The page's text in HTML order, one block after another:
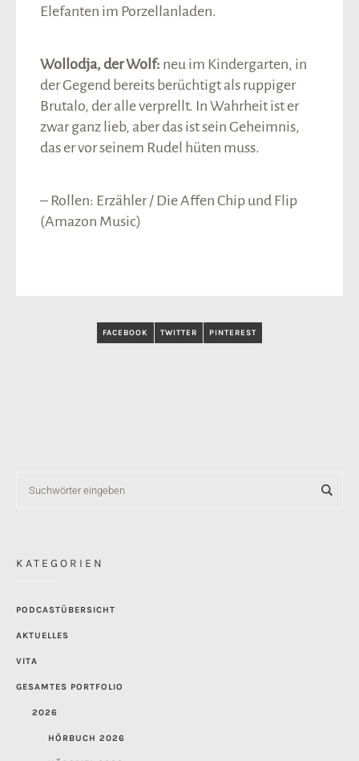
Elefanten im Porzellanladen.
Wollodja, der Wolf: neu im Kindergarten, in
der Gegend bereits berüchtigt als ruppiger
Brutalo, der alle verprellt. In Wahrheit ist er
zwar ganz lieb, aber das ist sein Geheimnis,
das er vor seinem Rudel hüten muss.
– Rollen: Erzähler / Die Affen Chip und Flip
(Amazon Music)
FACEBOOK TWITTER PINTEREST
KATEGORIEN
PODCASTÜBERSICHT
AKTUELLES
VITA
GESAMTES PORTFOLIO
2026
HÖRBUCH 2026